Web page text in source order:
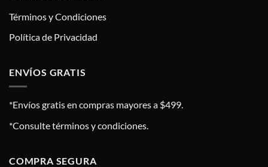
Términos y Condiciones
Política de Privacidad
ENVÍOS GRATIS
*Envíos gratis en compras mayores a $499.
*Consulte términos y condiciones.
COMPRA SEGURA